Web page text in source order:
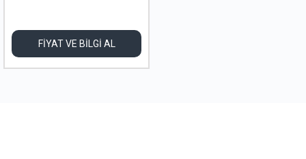
FİYAT VE BİLGİ AL